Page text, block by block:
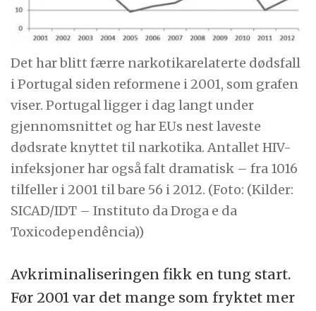
Det har blitt færre narkotikarelaterte dødsfall
i Portugal siden reformene i 2001, som grafen
viser. Portugal ligger i dag langt under
gjennomsnittet og har EUs nest laveste
dødsrate knyttet til narkotika. Antallet HIV-
infeksjoner har også falt dramatisk – fra 1016
tilfeller i 2001 til bare 56 i 2012. (Foto: (Kilder:
SICAD/IDT – Instituto da Droga e da
Toxicodependência))
Avkriminaliseringen fikk en tung start.
Før 2001 var det mange som fryktet mer